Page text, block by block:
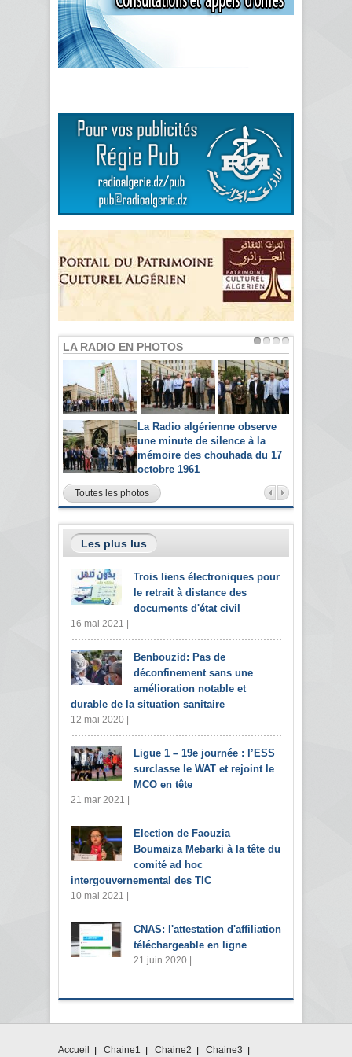
LA RADIO EN PHOTOS
La Radio algérienne observe
une minute de silence à la
mémoire des chouhada du 17
octobre 1961
Toutes les photos
Les plus lus
Trois liens électroniques pour
le retrait à distance des
documents d'état civil
16 mai 2021 |
Benbouzid: Pas de
déconfinement sans une
amélioration notable et
durable de la situation sanitaire
12 mai 2020 |
Ligue 1 – 19e journée : l’ESS
surclasse le WAT et rejoint le
MCO en tête
21 mar 2021 |
Election de Faouzia
Boumaiza Mebarki à la tête du
comité ad hoc
intergouvernemental des TIC
10 mai 2021 |
CNAS: l'attestation d'affiliation
téléchargeable en ligne
21 juin 2020 |
Accueil Chaine1 Chaine2 Chaine3